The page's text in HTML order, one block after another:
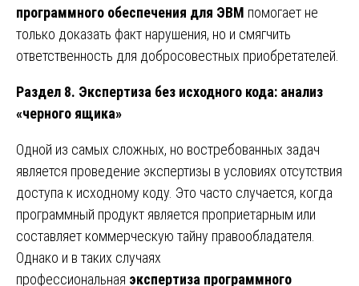
программного обеспечения для ЭВМ помогает не
только доказать факт нарушения, но и смягчить
ответственность для добросовестных приобретателей.
Раздел 8. Экспертиза без исходного кода: анализ
«черного ящика»
Одной из самых сложных, но востребованных задач
является проведение экспертизы в условиях отсутствия
доступа к исходному коду. Это часто случается, когда
программный продукт является проприетарным или
составляет коммерческую тайну правообладателя.
Однако и в таких случаях
профессиональная экспертиза программного